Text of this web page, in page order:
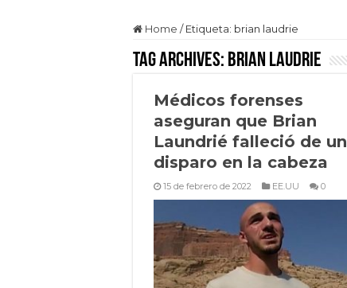
Home / Etiqueta: brian laudrie
Tag Archives: brian laudrie
Médicos forenses
aseguran que Brian
Laundrié falleció de un
disparo en la cabeza
15 de febrero de 2022 EE.UU 0